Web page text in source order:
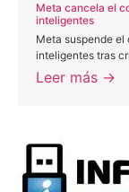
Meta cancela el
inteligentes
Meta suspende el
inteligentes tras
Leer más →